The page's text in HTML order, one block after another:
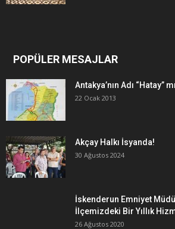
POPÜLER MESAJLAR
Antakya’nın Adı “Hatay”
22 Ocak 2013
Akçay Halkı İsyanda!
30 Ağustos 2024
İskenderun Emniyet
İlçemizdeki Bir Yıllık
26 Ağustos 2020